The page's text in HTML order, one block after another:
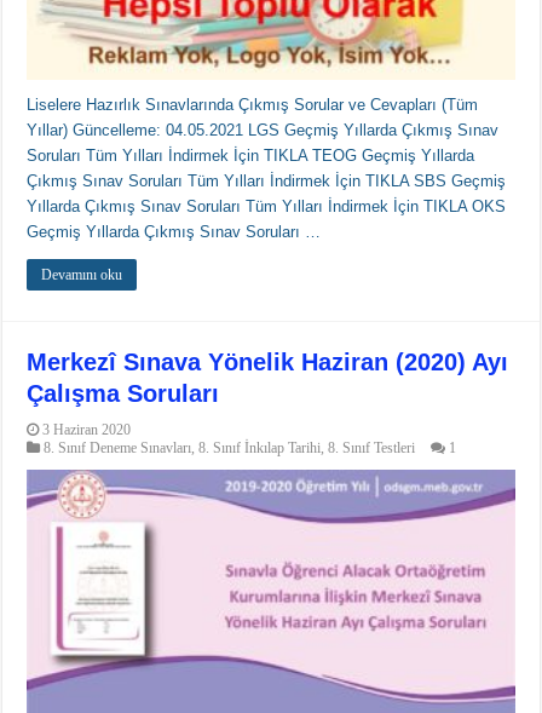
Liselere Hazırlık Sınavlarında Çıkmış Sorular ve Cevapları (Tüm
Yıllar) Güncelleme: 04.05.2021 LGS Geçmiş Yıllarda Çıkmış Sınav
Soruları Tüm Yılları İndirmek İçin TIKLA TEOG Geçmiş Yıllarda
Çıkmış Sınav Soruları Tüm Yılları İndirmek İçin TIKLA SBS Geçmiş
Yıllarda Çıkmış Sınav Soruları Tüm Yılları İndirmek İçin TIKLA OKS
Geçmiş Yıllarda Çıkmış Sınav Soruları …
Devamını oku
Merkezî Sınava Yönelik Haziran (2020) Ayı
Çalışma Soruları
3 Haziran 2020
8. Sınıf Deneme Sınavları,8. Sınıf İnkılap Tarihi,8. Sınıf Testleri 1